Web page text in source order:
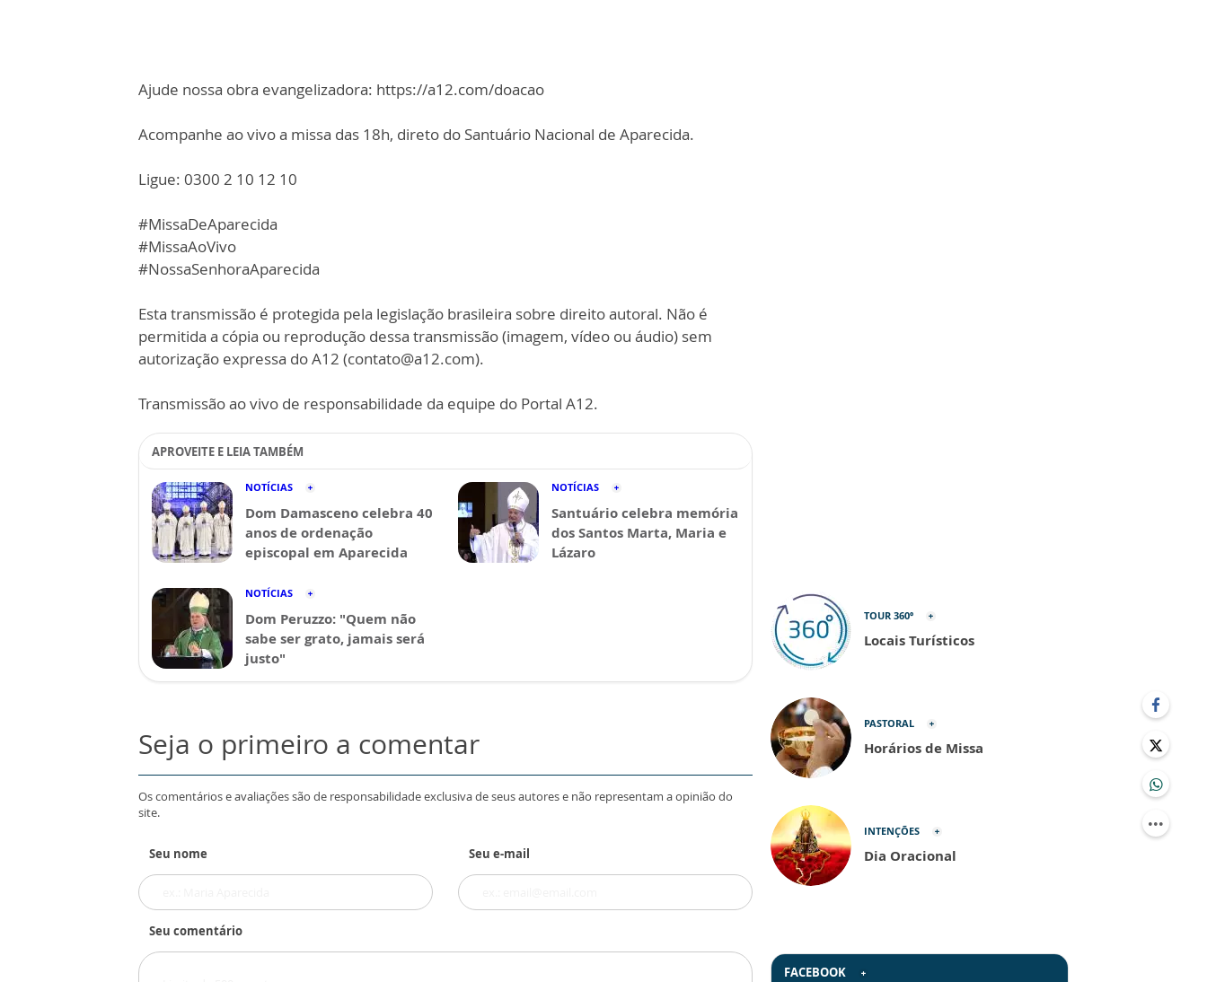
Ajude nossa obra evangelizadora: https://a12.com/doacao
Acompanhe ao vivo a missa das 18h, direto do Santuário Nacional de Aparecida.
Ligue: 0300 2 10 12 10
#MissaDeAparecida
#MissaAoVivo
#NossaSenhoraAparecida
Esta transmissão é protegida pela legislação brasileira sobre direito autoral. Não é
permitida a cópia ou reprodução dessa transmissão (imagem, vídeo ou áudio) sem
autorização expressa do A12 (contato@a12.com).
Transmissão ao vivo de responsabilidade da equipe do Portal A12.
APROVEITE E LEIA TAMBÉM
NOTÍCIAS
Dom Damasceno celebra 40
anos de ordenação
episcopal em Aparecida
NOTÍCIAS
Santuário celebra memória
dos Santos Marta, Maria e
Lázaro
NOTÍCIAS
Dom Peruzzo: "Quem não
sabe ser grato, jamais será
justo"
Seja o primeiro a comentar
Os comentários e avaliações são de responsabilidade exclusiva de seus autores e não representam a opinião do
site.
Seu nome Seu e-mail
Seu comentário
TOUR 360º
Locais Turísticos
PASTORAL
Horários de Missa
INTENÇÕES
Dia Oracional
FACEBOOK